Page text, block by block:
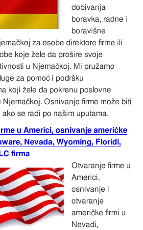
dobivanja
boravka, radne i
boravišne
za osobe direktore firme ili
koje žele da prošire svoje
u Njemačkoj. Mi pružamo
za pomoć i podršku
koji žele da pokrenu poslovne
Njemačkoj. Osnivanje firme može biti
ako se radi po našim uputama.
u Americi, osnivanje američke
Nevada, Wyoming, Floridi,
firma
Otvaranje firme u
Americi,
osnivanje i
otvaranje
američke firmi u
Nevadi,